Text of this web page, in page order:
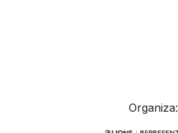
Organiza: